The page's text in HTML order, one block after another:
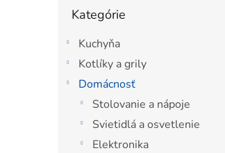
kategórie
Kategórie
Kuchyňa
Kotlíky a grily
Domácnosť
Stolovanie a nápoje
Svietidlá a osvetlenie
Elektronika